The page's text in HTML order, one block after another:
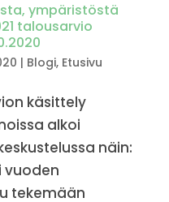
ympäristöstä
talousarvio
| Blogi, Etusivu
käsittely
alkoi
näin:
vuoden
tekemään